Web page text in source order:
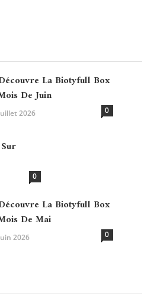
La Biotyfull Box
De Juin
2026 0
0
La Biotyfull Box
De Mai
2026 0